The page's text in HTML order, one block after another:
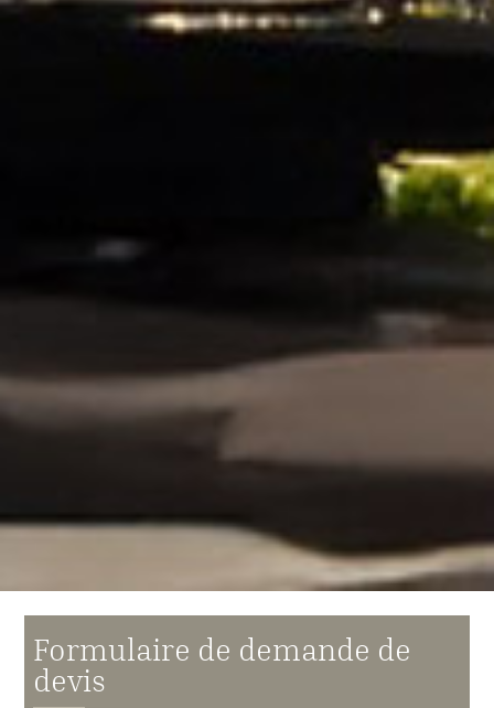
Formulaire de demande de
devis